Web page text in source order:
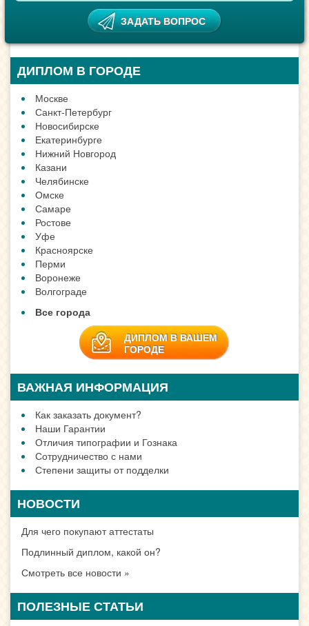
ДИПЛОМ В ГОРОДЕ
Москве
Санкт-Петербург
Новосибирске
Екатеринбурге
Нижний Новгород
Казани
Челябинске
Омске
Самаре
Ростове
Уфе
Красноярске
Перми
Воронеже
Волгограде
Все города
ДИПЛОМ В ВАШЕМ
ГОРОДЕ
ВАЖНАЯ ИНФОРМАЦИЯ
Как заказать документ?
Наши Гарантии
Отличия типографии и Гознака
Сотрудничество с нами
Степени защиты от подделки
НОВОСТИ
Для чего покупают аттестаты
Подлинный диплом, какой он?
Смотреть все новости »
ПОЛЕЗНЫЕ СТАТЬИ